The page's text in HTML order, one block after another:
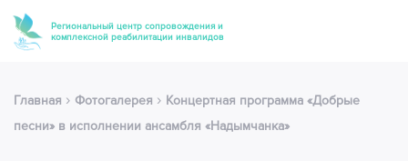
Региональный центр сопровождения и
комплексной реабилитации инвалидов
Главная › Фотогалерея › Концертная программа «Добрые
песни» в исполнении ансамбля «Надымчанка»